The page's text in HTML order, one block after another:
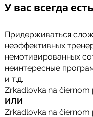
У вас всегда
Придерживаться
неэффективных
немотивированных
неинтересные
и т.д.
Zrkadlovka na čiernom
ИЛИ
Zrkadlovka na čiernom